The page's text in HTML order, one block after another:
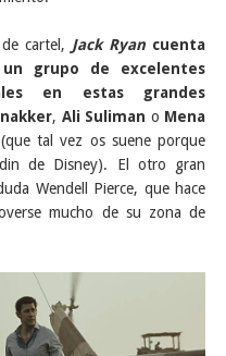
cartel, Jack Ryancuenta
grupo de excelentes
en estas grandes
, Ali Suliman o Mena
tal vez os suene porque
de Disney). El otro gran
Wendell Pierce, que hace
mucho de su zona de